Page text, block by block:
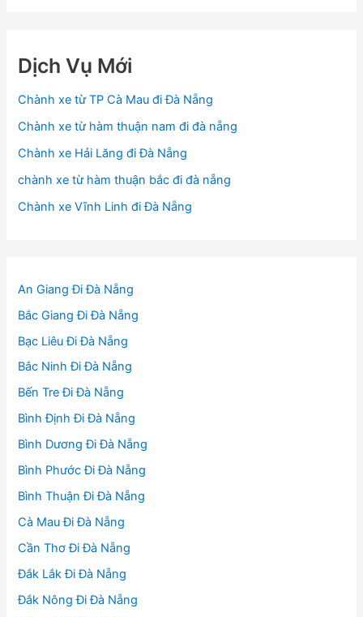
Dịch Vụ Mới
Chành xe từ TP Cà Mau đi Đà Nẵng
Chành xe từ hàm thuận nam đi đà nẵng
Chành xe Hải Lăng đi Đà Nẵng
chành xe từ hàm thuận bắc đi đà nẵng
Chành xe Vĩnh Linh đi Đà Nẵng
An Giang Đi Đà Nẵng
Bắc Giang Đi Đà Nẵng
Bạc Liêu Đi Đà Nẵng
Bắc Ninh Đi Đà Nẵng
Bến Tre Đi Đà Nẵng
Bình Định Đi Đà Nẵng
Bình Dương Đi Đà Nẵng
Bình Phước Đi Đà Nẵng
Bình Thuận Đi Đà Nẵng
Cà Mau Đi Đà Nẵng
Cần Thơ Đi Đà Nẵng
Đắk Lắk Đi Đà Nẵng
Đắk Nông Đi Đà Nẵng